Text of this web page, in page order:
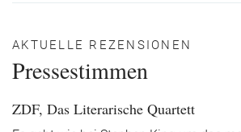
AKTUELLE REZENSIONEN
Pressestimmen
ZDF, Das Literarische Quartett